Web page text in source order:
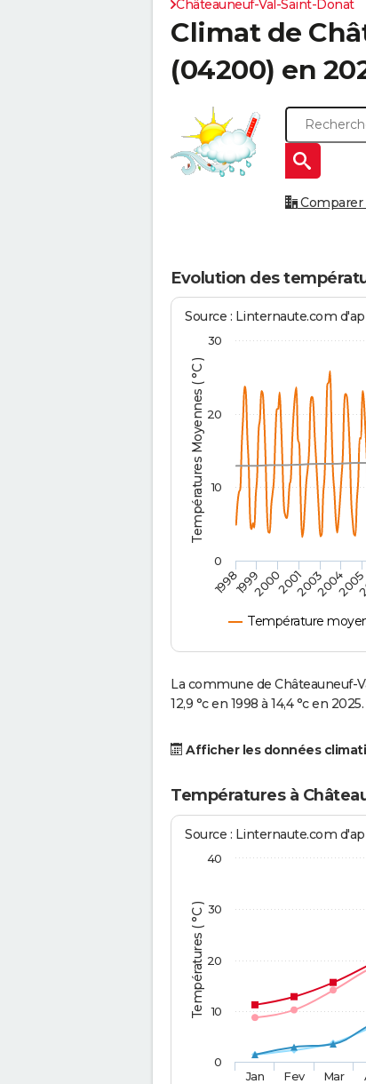
Châteauneuf-Val-Saint-Donat
Climat de
(04200) en
Comparer
Evolution des
Températures Moyennes ( °C )
Source : Linternaute.com
Température
199819992000200120032004
0
10
20
30
La commune de Châteauneuf-
12,9 °c en 1998 à 14,4 °c en 2025.
Afficher les données
Températures à
Températures ( °C )
Source : Linternaute.com
Jan Fev Mar
0
10
20
30
40